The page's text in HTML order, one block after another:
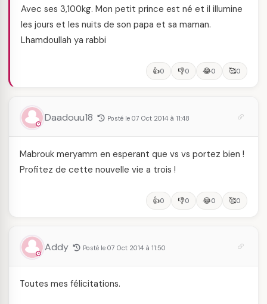
Avec ses 3,100kg. Mon petit prince est né et il illumine
les jours et les nuits de son papa et sa maman.
Lhamdoullah ya rabbi
👍0 👎0 😂0 🥰0
Daadouu18 Posté le 07 Oct 2014 à 11:48
Mabrouk meryamm en esperant que vs vs portez bien !
Profitez de cette nouvelle vie a trois !
👍0 👎0 😂0 🥰0
Addy Posté le 07 Oct 2014 à 11:50
Toutes mes félicitations.